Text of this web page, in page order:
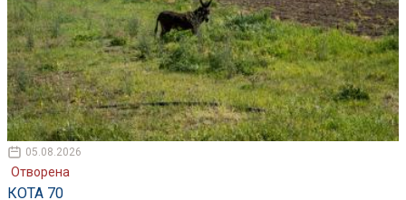
05.08.2026
Отворена
КОТА 70